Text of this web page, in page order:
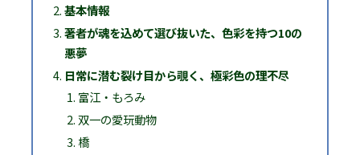
基本情報
著者が魂を込めて選び抜いた、色彩を持つ10の
悪夢
日常に潜む裂け目から覗く、極彩色の理不尽
富江・もろみ
双一の愛玩動物
橋